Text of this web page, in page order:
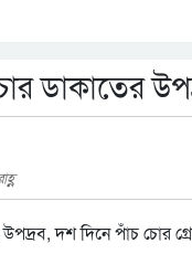
ডাকাতের